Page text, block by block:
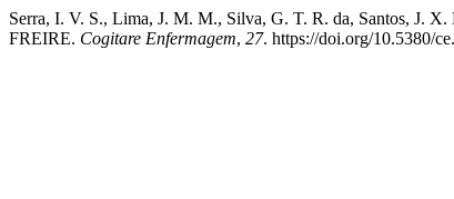
Serra, I. V. S., Lima, J. M. M., Silva, G. T. R. da, Santos,
FREIRE. Cogitare Enfermagem, 27. https://doi.org/10.5380/